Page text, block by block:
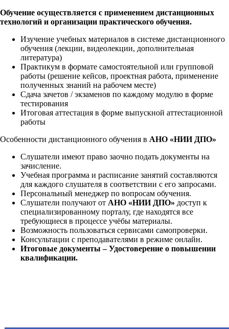
Обучение осуществляется с применением дистанционных
технологий и организации практического обучения.
Изучение учебных материалов в системе дистанционного
обучения (лекции, видеолекции, дополнительная
литература)
Практикум в формате самостоятельной или групповой
работы (решение кейсов, проектная работа, применение
полученных знаний на рабочем месте)
Сдача зачетов / экзаменов по каждому модулю в форме
тестирования
Итоговая аттестация в форме выпускной аттестационной
работы
Особенности дистанционного обучения в АНО «НИИ ДПО»
Слушатели имеют право заочно подать документы на
зачисление.
Учебная программа и расписание занятий составляются
для каждого слушателя в соответствии с его запросами.
Персональный менеджер по вопросам обучения.
Слушатели получают от АНО «НИИ ДПО» доступ к
специализированному порталу, где находятся все
требующиеся в процессе учёбы материалы.
Возможность пользоваться сервисами самопроверки.
Консультации с преподавателями в режиме онлайн.
Итоговые документы – Удостоверение о повышении
квалификации.